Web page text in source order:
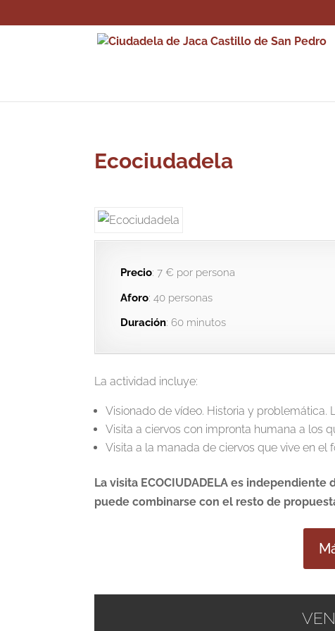
Ecociudadela
Precio: 7 € por persona
Aforo: 40 personas
Duración: 60 minutos
La actividad incluye:
Visionado de vídeo. Historia y problemática.
Visita a ciervos con impronta humana a los
Visita a la manada de ciervos que vive en el
La visita ECOCIUDADELA es
puede combinarse con el resto de